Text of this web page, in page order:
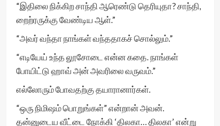
“இதிலை நிக்கிற சாந்தி ஆரெண்டு தெரியுதா? சாந்தி,
றைற்ரருக்கு வேண்டிய ஆள்.”
“அவர் வந்தா நாங்கள் வந்ததாகச் சொல்லும்.”
“எடியேய் உந்த லூசோடை என்ன கதை. நாங்கள்
போயிட்டு ஹாவ் அன் அவரிலை வருவம்.”
எல்லோரும் போவதற்கு தயாரானார்கள்.
“ஒரு நிமிஷம் பொறுங்கள்” என்றான் அவன்.
தன்னுடைய வீட்டை நோக்கி ‘திலகா… திலகா’ என்று